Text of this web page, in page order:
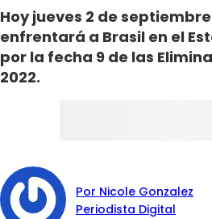
Hoy jueves 2 de
enfrentará a Brasil en el
por la fecha 9 de las
2022.
Por Nicole Gonzalez
Periodista Digital